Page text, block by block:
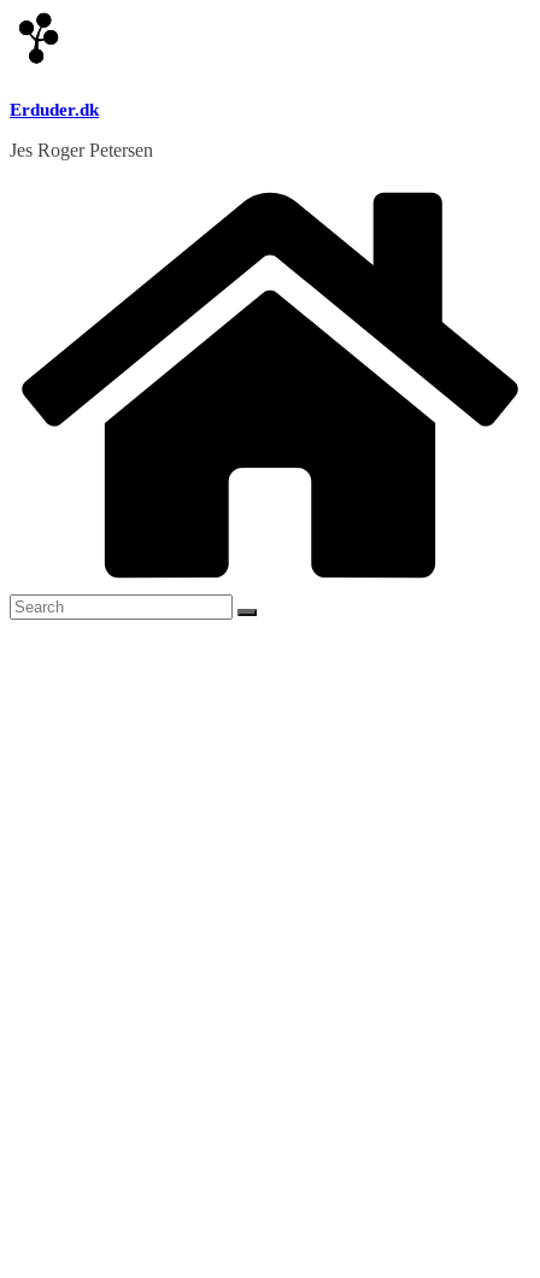
Skip
to
content
Erduder.dk
Jes Roger Petersen